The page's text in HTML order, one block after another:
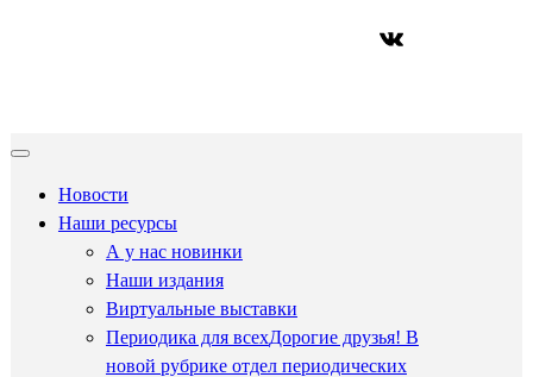
ВКонтакте
Новости
Наши ресурсы
А у нас новинки
Наши издания
Виртуальные выставки
Периодика для всехДорогие друзья! В
новой рубрике отдел периодических